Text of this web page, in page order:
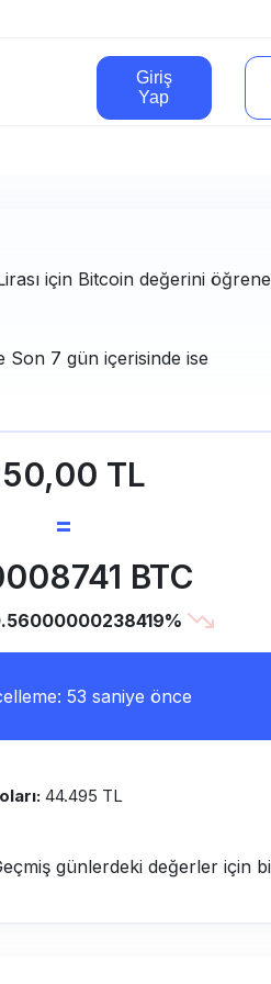
Giriş
Yap
için Bitcoin değerini
Son 7 gün içerisinde ise
TL
=
BTC
53 saniye önce
44.495 TL
günlerdeki değerler için